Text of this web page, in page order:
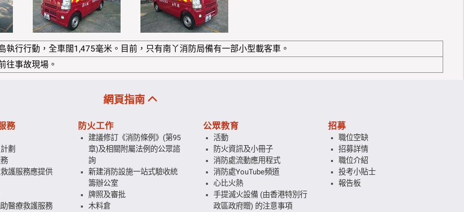
執行行動，全車闊1,475毫米。目前，只有南丫消防局備有一部小型載客車。
往事故現場。
網頁指南
務
劃
護服務應提供
醫療救護服務
防火工作
建議修訂《消防條例》(第95
章)及相關附屬法例的公眾諮
詢
新建消防設施一站式驗收統
籌辦公室
牌照及審批
木料倉
公眾教育
活動
防火資訊及小冊子
消防處流動應用程式
消防處YouTube頻道
心比火熱
手提滅火設備 (由香港特別行
政區政府贈) 的注意事項
招募
職位空缺
招募詳情
職位介紹
投考小貼士
報告板